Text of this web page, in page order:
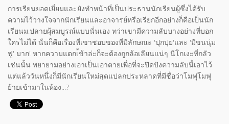
การเรียนยอดเยี่ยมและยังทำหน้าที่เป็นประธานนักเรียนผู้ซึ่งได้รับ
ความไว้วางใจจากนักเรียนและอาจารย์หรือเรียกอีกอย่างก็คือเป็นนัก
เรียนม.ปลายผุ้สมบูรณ์แบบนั่นเอง ทว่าเขามีความลับบางอย่างที่บอก
ใครไม่ได้ นั่นก็คือเรื่องที่เขาชอบของที่มีลักษณะ 'ปุกปุย'และ 'มีขนนุ่ม
ฟู' มาก! หากความแตกเ้ข้าล่ะก็จะต้องถูกล้อเลียนแน่ๆ นีโกเงะที่กลัว
เช่นนั้น พยายามอย่างเอาเป็นเอาตายเพื่อที่จะปิดปังความลับนี้เอาไว้
แต่แล้ววันหนึ่งก็มีนักเรียนใหม่สุดแปลกประหลาดที่มีชื่อว่าโมฟุโมฟุ
ย้ายเข้ามาในห้อง...?